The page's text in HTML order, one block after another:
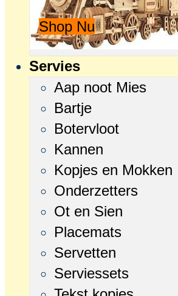
Shop Nu
Servies
Aap noot Mies
Bartje
Botervloot
Kannen
Kopjes en Mokken
Onderzetters
Ot en Sien
Placemats
Servetten
Serviessets